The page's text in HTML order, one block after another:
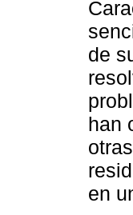
de
han
en